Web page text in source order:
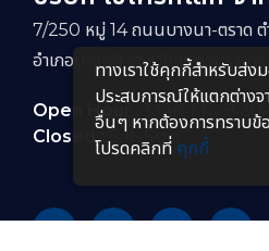
7/250 หมู่ 14 ถนนบางนา-ตราด ต
อำเภอบางพลี จังหวัดสมุทรปราการ
Open Hour :
Mon-Fri :
Closed :
Sat-Sun
ทางเราใช้คุกกี้สําหรับส่ง
ประสบการณ์ให้แตกต่างจ
อื่นๆ หากต้องการทราบข้
โปรดคลิกที่ คุกกี้